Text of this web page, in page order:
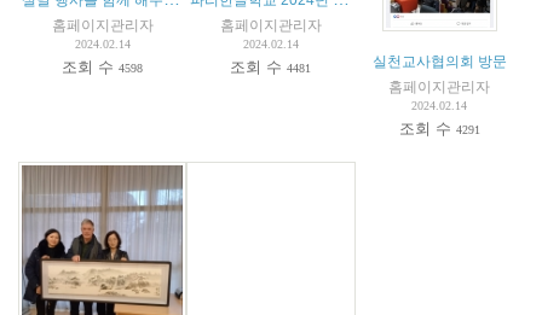
홈페이지관리자
2024.02.14
조회 수4598
홈페이지관리자
2024.02.14
조회 수4481
실천교사협의회 방문
홈페이지관리자
2024.02.14
조회 수 4291